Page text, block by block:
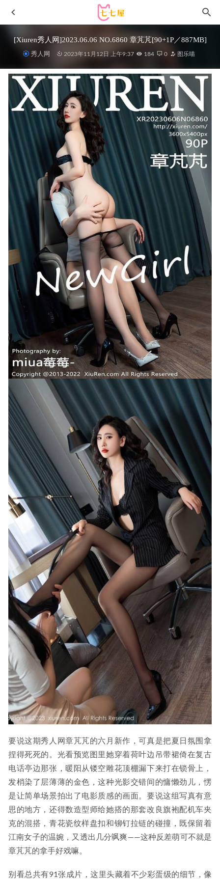
[Xiuren秀人网]2023.06.06 NO.6860 章芃芃[90+1P／887MB]
秀人网 2023年11月12日 上午9:37 184 0 图乐喵
要说这期秀人网章芃芃的六月新作，可真是把夏日氛围拿
捏得死死的。光看预览图里她穿着荷叶边吊带裙倚在复古
电话亭边那张，暖阳从镂空雕花顶棚漏下来打在锁骨上，
发梢染了层薄薄的金色，这种光影交错间的慵懒劲儿，愣
是让简单场景拍出了电影质感的画面。要说这组写真有意
思的地方，还得数造型师给她搭的那套改良旗袍配机车夹
克的混搭，青花瓷纹样盘扣和铆钉拉链的碰撞，既保留着
江南女子的温婉，又透出几分飒爽——这种反差萌可不就是
章芃芃的拿手好戏嘛。
别看总共有91张成片，这里头藏着不少彩蛋级的细节，像
[Ugirls尤果网]爱尤物 2022.06.19 No.2350 小玉[35P] 2023-
01-16
[Xiuren秀人网]2025.12.09 NO.11086 shelly诗莉吖
[86P/1.01GB]
28天前
[Xiuren秀人网]2023.06.15 NO.6925 陆萱萱[82+1P／737MB]
2023-11-25
[Xiuren秀人网]2024.08.08 NO.8988 陆萱萱[80+1P/689MB]
2025-01-31
Hana_Bunny – Rupee (NIKKE)[12P 50.2M]